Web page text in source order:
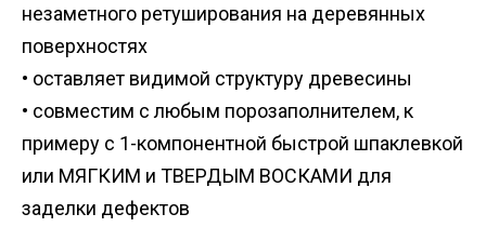
незаметного ретуширования на деревянных
поверхностях
• оставляет видимой структуру древесины
• совместим с любым порозаполнителем, к
примеру с 1-компонентной быстрой шпаклевкой
или МЯГКИМ и ТВЕРДЫМ ВОСКАМИ для
заделки дефектов